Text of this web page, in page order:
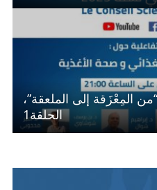
المِعْزَقة إلى الملعقة”،
الحلقة1